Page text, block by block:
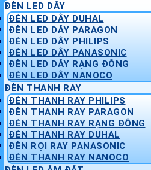
ĐÈN LED DÂY
ĐÈN LED DÂY DUHAL
ĐÈN LED DÂY PARAGON
ĐÈN LED DÂY PHILIPS
ĐÈN LED DÂY PANASONIC
ĐÈN LED DÂY RẠNG ĐÔNG
ĐÈN LED DÂY NANOCO
ĐÈN THANH RAY
ĐÈN THANH RAY PHILIPS
ĐÈN THANH RAY PARAGON
ĐÈN THANH RAY RẠNG ĐÔNG
ĐÈN THANH RAY DUHAL
ĐÈN RỌI RAY PANASONIC
ĐÈN THANH RAY NANOCO